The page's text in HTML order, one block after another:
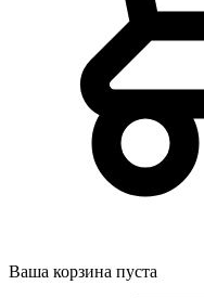
Ваша корзина пуста